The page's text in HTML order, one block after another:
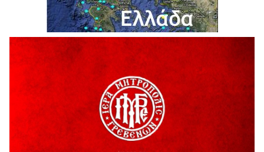
Ο ΑΝΔΡΕΑΣ ΑΣΛΑΝΙΔΗΣ ΣΥΝΕΧΙΖΕΙ ΣΤΟΝ ΠΡΩΤΕΑ
ΓΡΕΒΕΝΩΝ
5 Αυγούστου 2026
Ευχαριστήριο Εκπολιτιστικού Συλλόγου Ταξιάρχη προς κ.
Παρασχάκη Αθανάσιο
Διακοπή υδροδότησης του Α΄ κλάδου ύδρευσης
5 Αυγούστου 2026
Η Marseaux στα Γρεβενά για μια μοναδική συναυλία